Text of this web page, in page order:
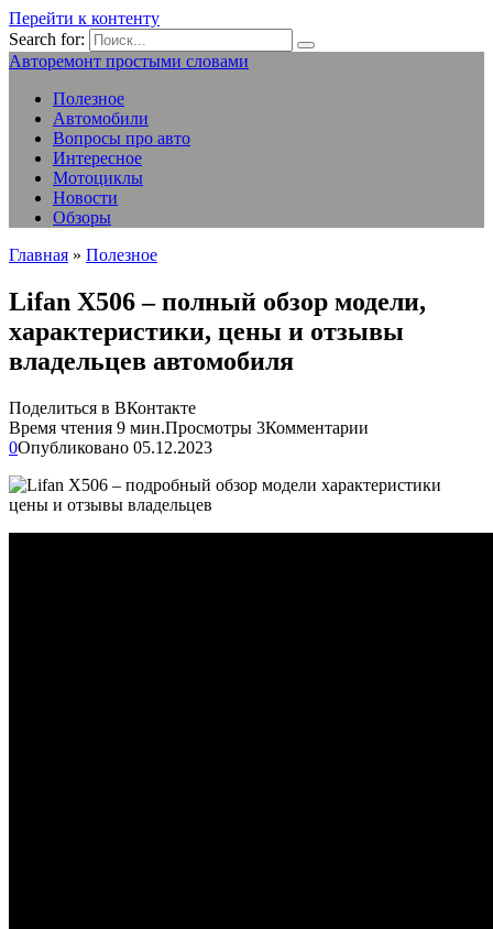
Перейти к контенту
Search for:
Авторемонт простыми словами
Полезное
Автомобили
Вопросы про авто
Интересное
Мотоциклы
Новости
Обзоры
Главная » Полезное
Lifan X506 – полный обзор модели,
характеристики, цены и отзывы
владельцев автомобиля
Поделиться в ВКонтакте
Время чтения 9 мин.Просмотры 3Комментарии
0Опубликовано 05.12.2023